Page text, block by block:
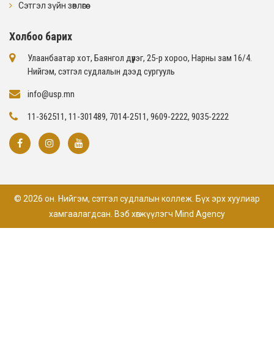
Сэтгэл зүйн зөвлөгөө
Холбоо барих
Улаанбаатар хот, Баянгол дүүрэг, 25-р хороо, Нарны зам 16/4​.
Нийгэм, сэтгэл судлалын дээд сургууль
info@usp.mn
11-362511, 11-301489, 7014-2511, 9609-2222, 9035-2222
© 2026 он. Нийгэм, сэтгэл судлалын коллеж. Бүх эрх хуулиар
хамгаалагдсан. Вэб хөгжүүлэгч Mind Agency